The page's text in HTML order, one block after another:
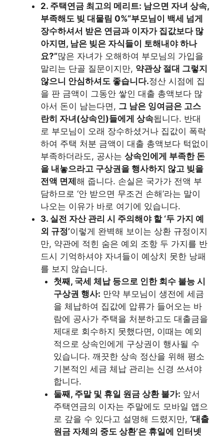
2. 주택연금 최고의 메리트: 남으면 자녀 상속,
부족해도 빚 대물림 0%“부모님이 백세 넘게
장수하셔서 받은 연금과 이자가 집값보다 많
아지면, 남은 빚은 자식들이 토해내야 하나
요?”많은 자녀가 오해하여 부모님의 가입을
말리는 단골 질문이지만, 약관상 절대 그렇지
않으니 안심하셔도 좋습니다.정산 시점에 집
을 판 금액이 그동안 쌓인 대출 총액보다 많
아서 돈이 남는다면, 그 남은 잉여금은 고스
란히 자녀(상속인)들에게 상속됩니다. 반대
로 부모님이 오래 장수하셨거나 집값이 폭락
하여 주택 처분 금액이 대출 총액보다 턱없이
부족하더라도, 공사는 상속인에게 부족한 돈
을 내놓으라고 구상권을 행사하지 않고 빚을
전액 면제해 줍니다. 손실은 국가가 전액 부
담하므로 ‘안 받으면 무조건 손해’라는 말이
나오는 이유가 바로 여기에 있습니다.
3. 실전 자산 관리 시 주의해야 할 ‘두 가지 예
외 규정’이렇게 완벽해 보이는 상환 규정이지
만, 약관에 적힌 숨은 예외 조항 두 가지를 반
드시 기억하셔야 자녀들이 예상치 못한 낭패
를 보지 않습니다.
첫째, 국세 체납 등으로 인한 회수 불능 시
구상권 행사: 만약 부모님이 생전에 세금
을 체납하여 집값에 압류가 들어오는 바
람에 공사가 주택을 처분하고도 대출금을
제대로 회수하지 못했다면, 이때는 예외
적으로 상속인에게 구상권이 행사될 수
있습니다. 깨끗한 상속 정산을 위해 평소
기본적인 세금 체납 관리는 신경 쓰셔야
합니다.
둘째, 주말 및 휴일 원금 상환 불가: 앞서
주택연금의 이자는 주말에도 모바일 앱으
로 갚을 수 있다고 설명해 드렸지만, ‘대출
원금 자체의 중도 상환’은 휴일에 인터넷